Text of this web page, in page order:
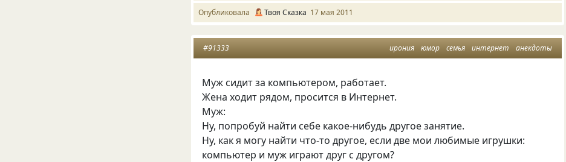
Опубликовала Твоя Сказка 17 мая 2011
ирония юмор семья интернет анекдоты
#91333
Муж сидит за компьютером, работает.
Жена ходит рядом, просится в Интернет.
Муж:
Ну, попробуй найти себе какое-нибудь другое занятие.
Ну, как я могу найти что-то другое, если две мои любимые игрушки:
компьютер и муж играют друг с другом?